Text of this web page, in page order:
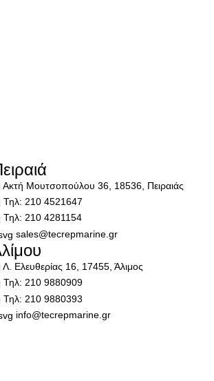
Ακτή Μουτσοπούλου 36, 18536, Πειραιάς
Τηλ: 210 4521647
Τηλ: 210 4281154
sales@tecrepmarine.gr
Λ. Ελευθερίας 16, 17455, Άλιμος
Τηλ: 210 9880909
Τηλ: 210 9880393
info@tecrepmarine.gr